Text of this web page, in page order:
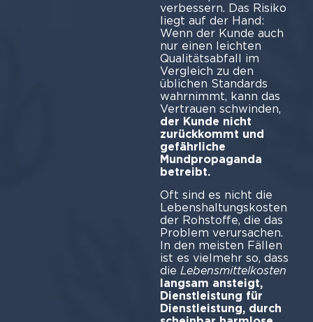
verbessern. Das Risiko
liegt auf der Hand:
Wenn der Kunde auch
nur einen leichten
Qualitätsabfall im
Vergleich zu den
üblichen Standards
wahrnimmt, kann das
Vertrauen schwinden,
der Kunde nicht
zurückkommt und
gefährliche
Mundpropaganda
betreibt.
Oft sind es nicht die
Lebenshaltungskosten
der Rohstoffe, die das
Problem verursachen.
In den meisten Fällen
ist es vielmehr so, dass
die Lebensmittelkosten
langsam ansteigt,
Dienstleistung für
Dienstleistung, durch